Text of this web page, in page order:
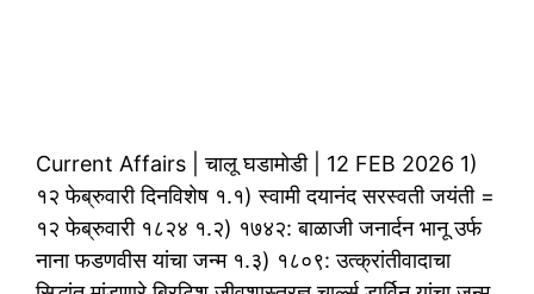
Current Affairs | चालू घडामोडी | 12 FEB 2026 1)
१२ फेब्रुवारी दिनविशेष १.१) स्वामी दयानंद सरस्वती जयंती =
१२ फेब्रुवारी १८२४ १.२) १७४२: बाळाजी जनार्दन भानू उर्फ
नाना फडणवीस यांचा जन्म १.३) १८०९: उत्क्रांतीवादाचा